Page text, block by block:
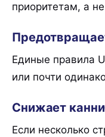
приоритетам, а
Единые правила
или почти
Снижает
Если несколько